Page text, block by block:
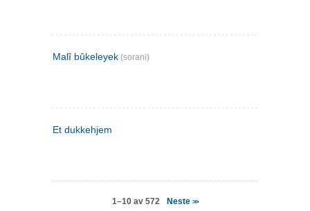
Malî bûkeleyek (sorani)
Et dukkehjem
1–10 av 572 Neste >>